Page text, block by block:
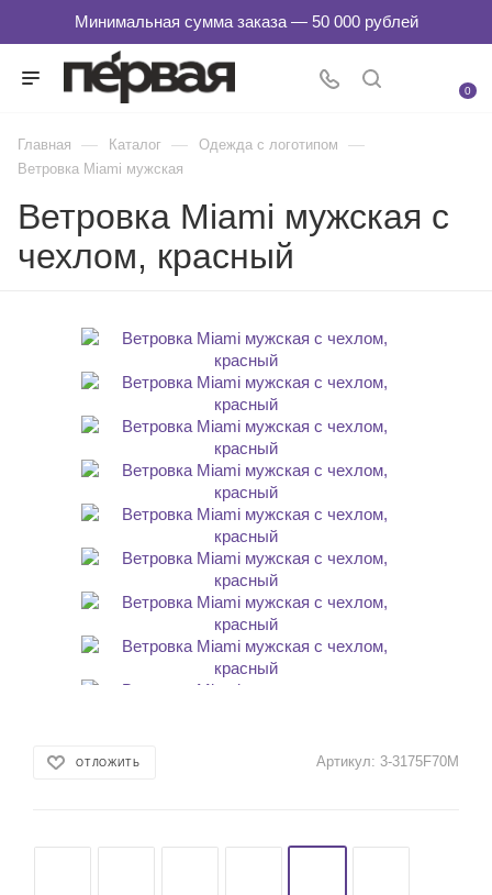
0
Главная — Каталог — Одежда с логотипом —
Ветровка Miami мужская
Ветровка Miami мужская с
чехлом, красный
ОТЛОЖИТЬ Артикул: 3-3175F70M